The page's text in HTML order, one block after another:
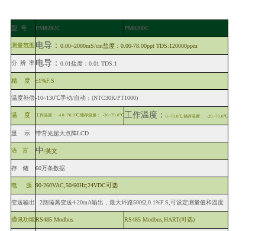
型 号 PM8202C PM8200C
测量范围 电导： 0.00~2000mS/cm盐度：0.00-78.00ppt TDS:120000ppm
分 辨 率电导： 0.01盐度：0.01 TDS:1
精 度 ±1%F.S
温度补偿-10~130℃手动/自动；(NTC30K/PT1000)
温 度 工作温度： -10~70.0℃;储存温度： -20~70.0℃ 工作温度： 0~70.0℃;储存温度： -20~70.0℃
显 示 带背光超大点阵LCD
语 言 中/英文
存 储 60万条数据
电 源 90-260VAC,50/60Hz;24VDC可选
变送输出 2路隔离变送4-20mA输出，最大环路500Ω,0.1%F.S,可设定测量值和温度
通讯功能RS485 Modbus RS485 Modbus, HART(可选)